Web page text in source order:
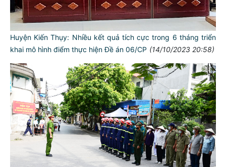
Huyện Kiến Thụy: Nhiều kết quả tích cực trong 6 tháng triển
khai mô hình điểm thực hiện Đề án 06/CP (14/10/2023 20:58)